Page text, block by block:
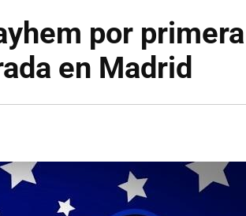
por primera
en Madrid